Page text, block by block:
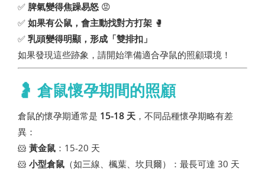
✅ 脾氣變得焦躁易怒 😡
✅ 如果有公鼠，會主動找對方打架 🥊
✅ 乳頭變得明顯，形成「雙排扣」
如果發現這些跡象，請開始準備適合孕鼠的照顧環境！
🤰 倉鼠懷孕期間的照顧
倉鼠的懷孕期通常是 15-18 天 ，不同品種懷孕期略有差
異：
🐹 黃金鼠 ：15-20 天
🐹 小型倉鼠 （如三線、楓葉、坎貝爾）：最長可達 30 天